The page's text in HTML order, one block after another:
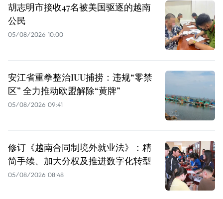
胡志明市接收47名被美国驱逐的越南
公民
05/08/2026 10:00
安江省重拳整治IUU捕捞：违规“零禁
区” 全力推动欧盟解除“黄牌”
05/08/2026 09:41
修订《越南合同制境外就业法》：精
简手续、加大分权及推进数字化转型
05/08/2026 08:48